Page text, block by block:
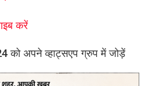
करें
को अपने व्हाट्सएप ग्रुप में जोड़ें